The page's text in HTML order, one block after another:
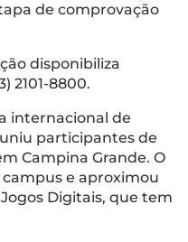
de comprovação
disponibiliza
2101-8800.
internacional de
participantes de
Campina Grande. O
e aproximou
Digitais, que tem